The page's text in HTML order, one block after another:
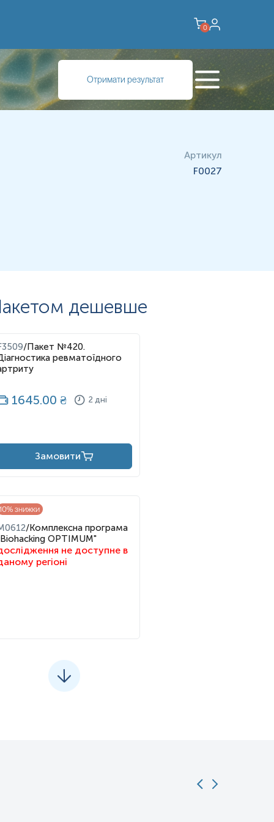
0
Отримати результат
наскільки добре клітини отримують і використовують
індикатором енергетичного стану та ефективності
трьома основними шляхами:
декарбоксилювання та перетворення на ацетил-КоА.
статус клітини (високі концентрації ацетил-КоА,
Артикул
F0027
дешевше
/Пакет №420.
ревматоїдного
1645.00 ₴ 2 дні
Замовити
10% знижки
/Комплексна програма
OPTIMUM"
не доступне в
регіоні